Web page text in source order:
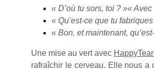
« D’où tu sors, toi ? »«
« Qu’est-ce que tu
« Bon, et maintenant,
Une mise au vert avec
rafraîchir le cerveau. Elle nous